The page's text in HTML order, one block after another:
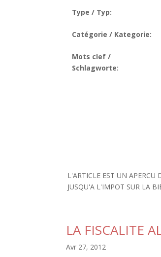
Type / Typ:
Catégorie / Kategorie:
Mots clef /
Schlagworte:
L'ARTICLE EST UN APERCU
JUSQU'A L'IMPOT SUR LA
LA FISCALITE
Avr 27, 2012